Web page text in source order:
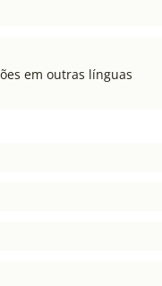
em outras línguas